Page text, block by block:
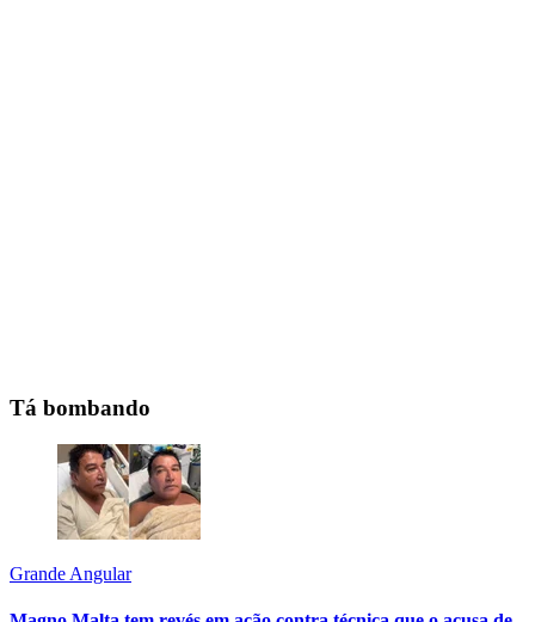
Tá bombando
Grande Angular